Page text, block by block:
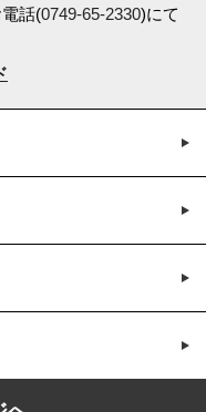
話(0749-65-2330)にて